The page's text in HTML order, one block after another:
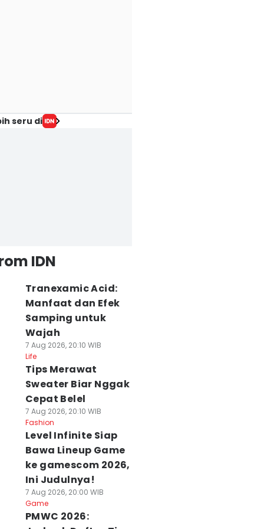
seru di
IDN
Tranexamic Acid:
Manfaat dan Efek
Samping untuk
Wajah
7 Aug 2026, 20:10 WIB
Life
Tips Merawat
Sweater Biar Nggak
Cepat Belel
7 Aug 2026, 20:10 WIB
Fashion
Level Infinite Siap
Bawa Lineup Game
ke gamescom 2026,
Ini Judulnya!
7 Aug 2026, 20:00 WIB
Game
PMWC 2026: